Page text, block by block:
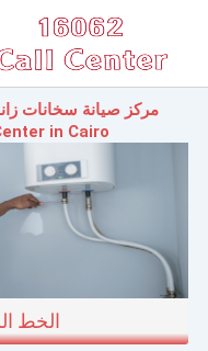
المحتوى
in Cairo
الخط